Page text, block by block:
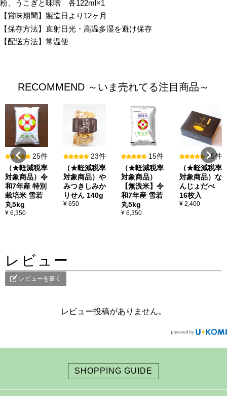
粉、うこぎと味噌 各122ml×1
【賞味期間】製造日より12ヶ月
【保存方法】直射日光・高温多湿を避け保存
【配送方法】常温便
RECOMMEND ～いま売れてる注目商品～
25件
（★軽減税率
対象商品）令
和7年産 特別
栽培米 雪若
丸5kg
¥ 6,350
23件
（★軽減税率
対象商品）や
みつきしみか
りせん 140g
¥ 650
15件
（★軽減税率
対象商品）
【無洗米】令
和7年産 雪若
丸5kg
¥ 6,350
15件
（★軽減税率
対象商品）な
んじょだべ
16枚入
¥ 2,400
レビュー
レビューを書く
レビュー投稿がありません。
SHOPPING GUIDE